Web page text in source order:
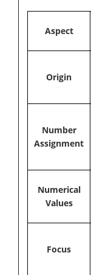
Aspect
Origin
Number
Assignment
Numerical
Values
Focus